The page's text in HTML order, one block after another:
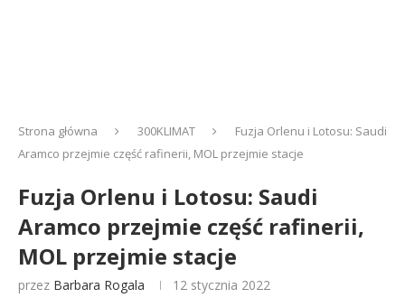
Strona główna 300KLIMAT
Fuzja Orlenu i Lotosu: Saudi
Aramco przejmie część rafinerii, MOL przejmie stacje
Fuzja Orlenu i Lotosu: Saudi
Aramco przejmie część rafinerii,
MOL przejmie stacje
przez Barbara Rogala 12 stycznia 2022